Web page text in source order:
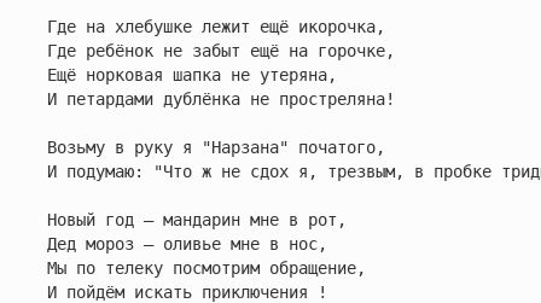
Где на хлебушке лежит ещё икорочка,
Где ребёнок не забыт ещё на горочке,
Ещё норковая шапка не утеряна,
И петардами дублёнка не простреляна!
Возьму в руку я "Нарзана" початого,
И подумаю: "Что ж не сдох я, трезвым, в пробке
Новый год — мандарин мне в рот,
Дед мороз — оливье мне в нос,
Мы по телеку посмотрим обращение,
И пойдём искать приключения !